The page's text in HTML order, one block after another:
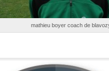
mathieu boyer coach de